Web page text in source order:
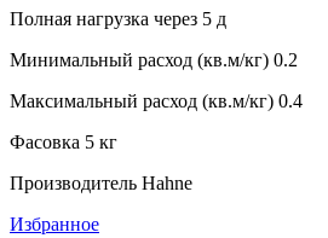
Полная нагрузка через 5 д
Минимальный расход (кв.м/кг) 0.2
Максимальный расход (кв.м/кг) 0.4
Фасовка 5 кг
Производитель Hahne
Избранное